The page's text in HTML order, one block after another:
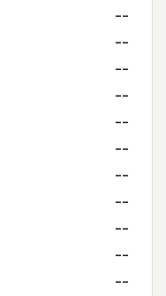
--
--
--
--
--
--
--
--
--
--
--